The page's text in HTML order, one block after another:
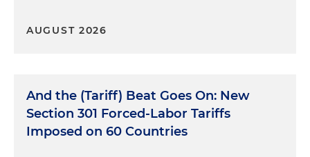
AUGUST 2026
And the (Tariff) Beat Goes On: New
Section 301 Forced-Labor Tariffs
Imposed on 60 Countries